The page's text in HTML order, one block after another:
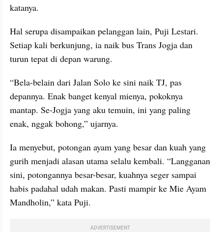
katanya.
Hal serupa disampaikan pelanggan lain, Puji Lestari.
Setiap kali berkunjung, ia naik bus Trans Jogja dan
turun tepat di depan warung.
“Bela-belain dari Jalan Solo ke sini naik TJ, pas
depannya. Enak banget kenyal mienya, pokoknya
mantap. Se-Jogja yang aku temuin, ini yang paling
enak, nggak bohong,” ujarnya.
Ia menyebut, potongan ayam yang besar dan kuah yang
gurih menjadi alasan utama selalu kembali. “Langganan
sini, potongannya besar-besar, kuahnya seger sampai
habis padahal udah makan. Pasti mampir ke Mie Ayam
Mandholin,” kata Puji.
ADVERTISEMENT